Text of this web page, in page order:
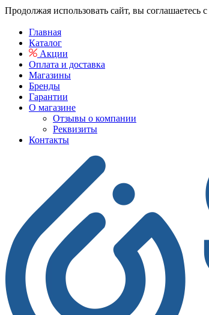
Продолжая использовать сайт, вы соглашаетесь с
Главная
Каталог
Акции
Оплата и доставка
Магазины
Бренды
Гарантии
О магазине
Отзывы о компании
Реквизиты
Контакты